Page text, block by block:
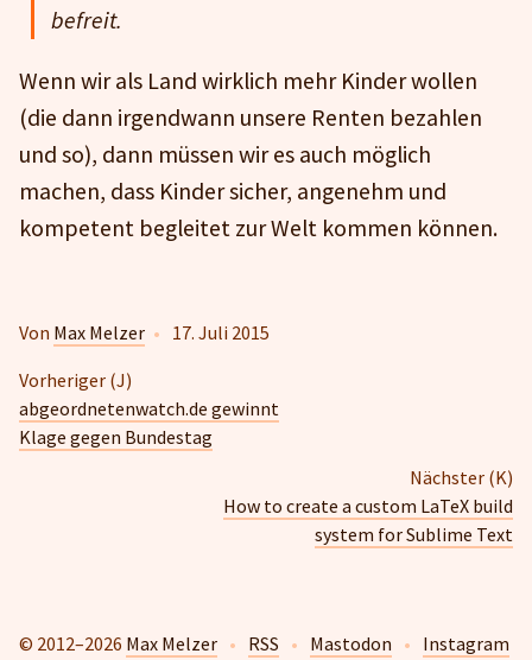
befreit.
Wenn wir als Land wirklich mehr Kinder wollen
(die dann irgendwann unsere Renten bezahlen
und so), dann müssen wir es auch möglich
machen, dass Kinder sicher, angenehm und
kompetent begleitet zur Welt kommen können.
Von Max Melzer • 17. Juli 2015
Vorheriger (J)
abgeordnetenwatch.de gewinnt
Klage gegen Bundestag
Nächster (K)
How to create a custom LaTeX build
system for Sublime Text
© 2012–2026 Max Melzer • RSS • Mastodon • Instagram